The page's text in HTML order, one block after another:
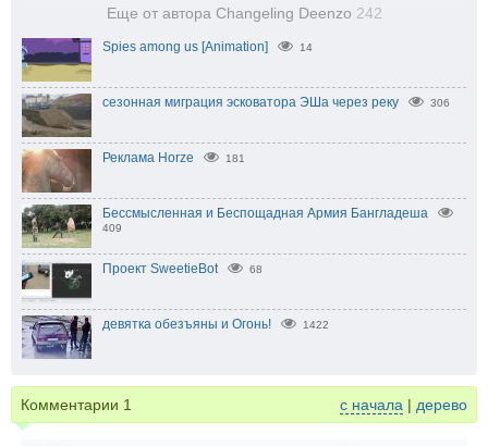
Еще от автора Changeling Deenzo 242
Spies among us [Animation] 14
сезонная миграция эсковатора ЭШа через реку 306
Реклама Horze 181
Бессмысленная и Беспощадная Армия Бангладеша
409
Проект SweetieBot 68
девятка обезъяны и Огонь! 1422
Комментарии 1 с начала | дерево